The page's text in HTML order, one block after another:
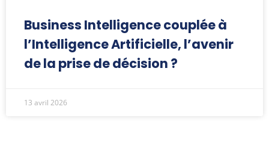
Business Intelligence couplée à
l’Intelligence Artificielle, l’avenir
de la prise de décision ?
13 avril 2026